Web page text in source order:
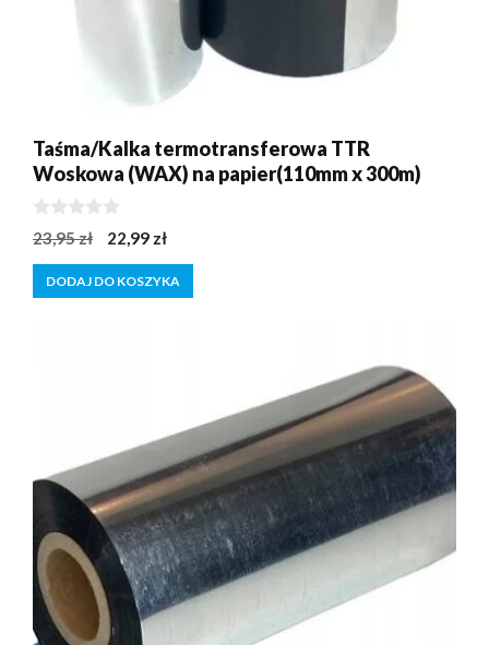
Taśma/Kalka termotransferowa TTR
Woskowa (WAX) na papier(110mm x 300m)
0
z
5
23,95zł
Pierwotna
cena
wynosiła:
22,99 złAktualna
cena
wynosi:
DODAJ DO KOSZYKA